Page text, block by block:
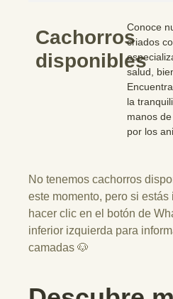
Cachorros
disponibles
Conoce
criados
salud,
la
manos
por los
No tenemos cachorros
este momento, pero si
hacer clic en el botón de
inferior izquierda para
camadas 🐶